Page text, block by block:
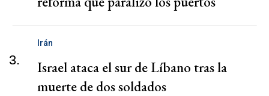
3.
Irán
Israel ataca el sur de Líbano tras la
muerte de dos soldados